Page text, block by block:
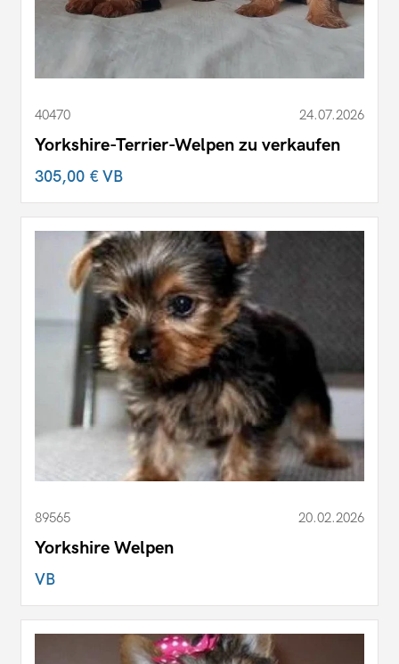
40470 24.07.2026
Yorkshire-Terrier-Welpen zu verkaufen
305,00 €VB
89565 20.02.2026
Yorkshire Welpen
VB